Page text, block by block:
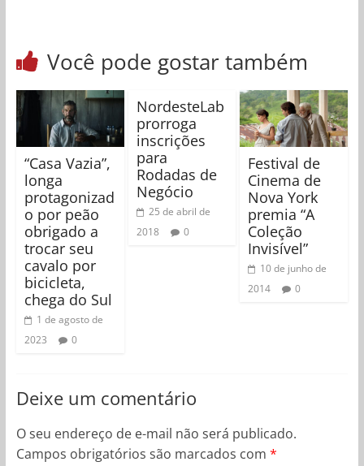
Você pode gostar também
“Casa Vazia”,
longa
protagonizad
o por peão
obrigado a
trocar seu
cavalo por
bicicleta,
chega do Sul
1 de agosto de
2023
0
NordesteLab
prorroga
inscrições
para
Rodadas de
Negócio
25 de abril de
2018
0
Festival de
Cinema de
Nova York
premia “A
Coleção
Invisível”
10 de junho de
2014
0
Deixe um comentário
O seu endereço de e-mail não será publicado.
Campos obrigatórios são marcados com *